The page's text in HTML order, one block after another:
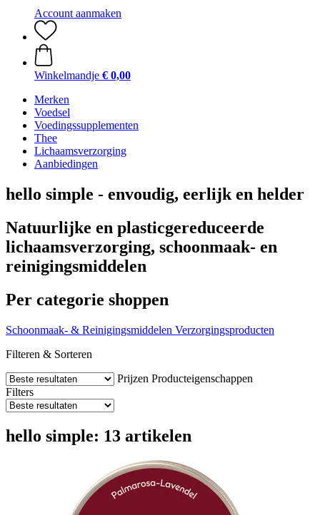
Account aanmaken
Winkelmandje € 0,00
Merken
Voedsel
Voedingssupplementen
Thee
Lichaamsverzorging
Aanbiedingen
hello simple - envoudig, eerlijk en helder
Natuurlijke en plasticgereduceerde
lichaamsverzorging, schoonmaak- en
reinigingsmiddelen
Per categorie shoppen
Schoonmaak- & Reinigingsmiddelen Verzorgingsproducten
Filteren & Sorteren
Prijzen Producteigenschappen
Filters
hello simple: 13 artikelen